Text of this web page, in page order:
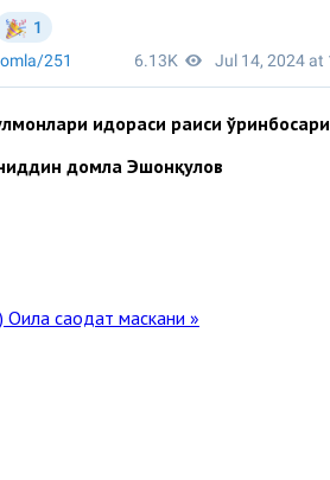
идораси раиси ўринбосари
домла Эшонқулов
Оила саодат маскани »